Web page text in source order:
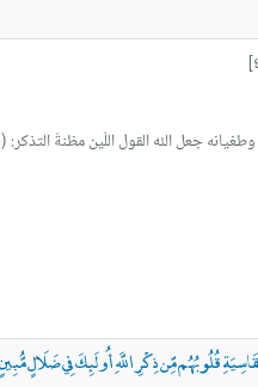
جعل الله القول اللّين مظنةَ التذكر:
قُلُوبُهُم مِّن ذِكْرِ اللَّهِ أُولَئِكَ فِي ضَلَالٍ مُّبِينٍ